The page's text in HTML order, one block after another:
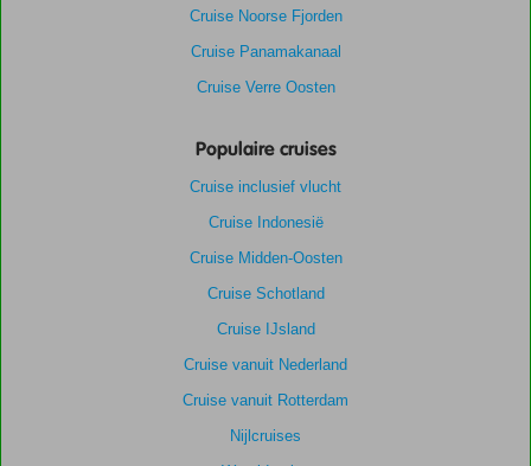
Cruise Noorse Fjorden
Cruise Panamakanaal
Cruise Verre Oosten
Populaire cruises
Cruise inclusief vlucht
Cruise Indonesië
Cruise Midden-Oosten
Cruise Schotland
Cruise IJsland
Cruise vanuit Nederland
Cruise vanuit Rotterdam
Nijlcruises